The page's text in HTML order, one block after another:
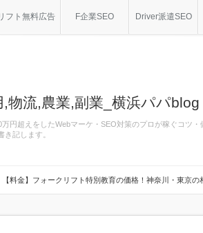
リフト無料広告 F企業SEO Driver派遣SEO
物流,農業,副業_横浜パパblog
円超えをしたWebマーケ・SEO対策のプロが稼ぐコツ
き記します。
【料金】フォークリフト特別教育の価格！神奈川・東京